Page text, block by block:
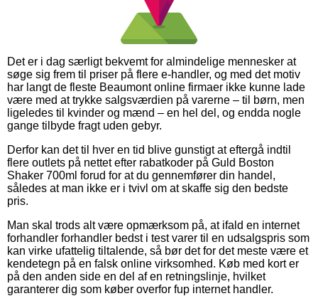
Det er i dag særligt bekvemt for almindelige mennesker at
søge sig frem til priser på flere e-handler, og med det motiv
har langt de fleste Beaumont online firmaer ikke kunne lade
være med at trykke salgsværdien på varerne – til børn, men
ligeledes til kvinder og mænd – en hel del, og endda nogle
gange tilbyde fragt uden gebyr.
Derfor kan det til hver en tid blive gunstigt at eftergå indtil
flere outlets på nettet efter rabatkoder på Guld Boston
Shaker 700ml forud for at du gennemfører din handel,
således at man ikke er i tvivl om at skaffe sig den bedste
pris.
Man skal trods alt være opmærksom på, at ifald en internet
forhandler forhandler bedst i test varer til en udsalgspris som
kan virke ufattelig tiltalende, så bør det for det meste være et
kendetegn på en falsk online virksomhed. Køb med kort er
på den anden side en del af en retningslinje, hvilket
garanterer dig som køber overfor fup internet handler.